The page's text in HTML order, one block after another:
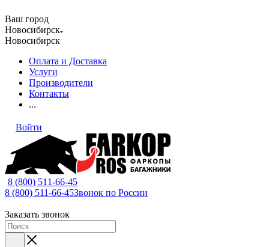
Ваш город
Новосибирск
Новосибирск
Оплата и Доставка
Услуги
Производители
Контакты
...
Войти
8 (800) 511-66-45
8 (800) 511-66-45Звонок по России
Заказать звонок